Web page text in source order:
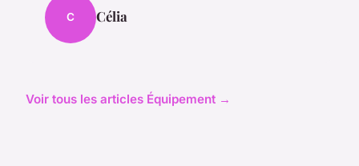
C Célia
Voir tous les articles Équipement →